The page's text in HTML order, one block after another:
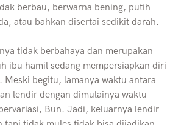
berbau, berwarna bening, putih
atau bahkan disertai sedikit darah.
tidak berbahaya dan merupakan
ibu hamil sedang mempersiapkan diri
Meski begitu, lamanya waktu antara
lendir dengan dimulainya waktu
Bun. Jadi, keluarnya lendir